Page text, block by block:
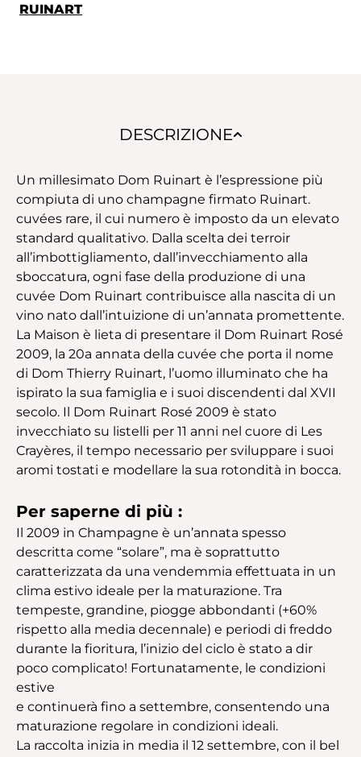
RUINART
DESCRIZIONE
Un millesimato Dom Ruinart è l’espressione più
compiuta di uno champagne firmato Ruinart.
cuvées rare, il cui numero è imposto da un elevato
standard qualitativo. Dalla scelta dei terroir
all’imbottigliamento, dall’invecchiamento alla
sboccatura, ogni fase della produzione di una
cuvée Dom Ruinart contribuisce alla nascita di un
vino nato dall’intuizione di un’annata promettente.
La Maison è lieta di presentare il Dom Ruinart Rosé
2009, la 20a annata della cuvée che porta il nome
di Dom Thierry Ruinart, l’uomo illuminato che ha
ispirato la sua famiglia e i suoi discendenti dal XVII
secolo. Il Dom Ruinart Rosé 2009 è stato
invecchiato su listelli per 11 anni nel cuore di Les
Crayères, il tempo necessario per sviluppare i suoi
aromi tostati e modellare la sua rotondità in bocca.
Per saperne di più :
Il 2009 in Champagne è un’annata spesso
descritta come “solare”, ma è soprattutto
caratterizzata da una vendemmia effettuata in un
clima estivo ideale per la maturazione. Tra
tempeste, grandine, piogge abbondanti (+60%
rispetto alla media decennale) e periodi di freddo
durante la fioritura, l’inizio del ciclo è stato a dir
poco complicato! Fortunatamente, le condizioni
estive
e continuerà fino a settembre, consentendo una
maturazione regolare in condizioni ideali.
La raccolta inizia in media il 12 settembre, con il bel